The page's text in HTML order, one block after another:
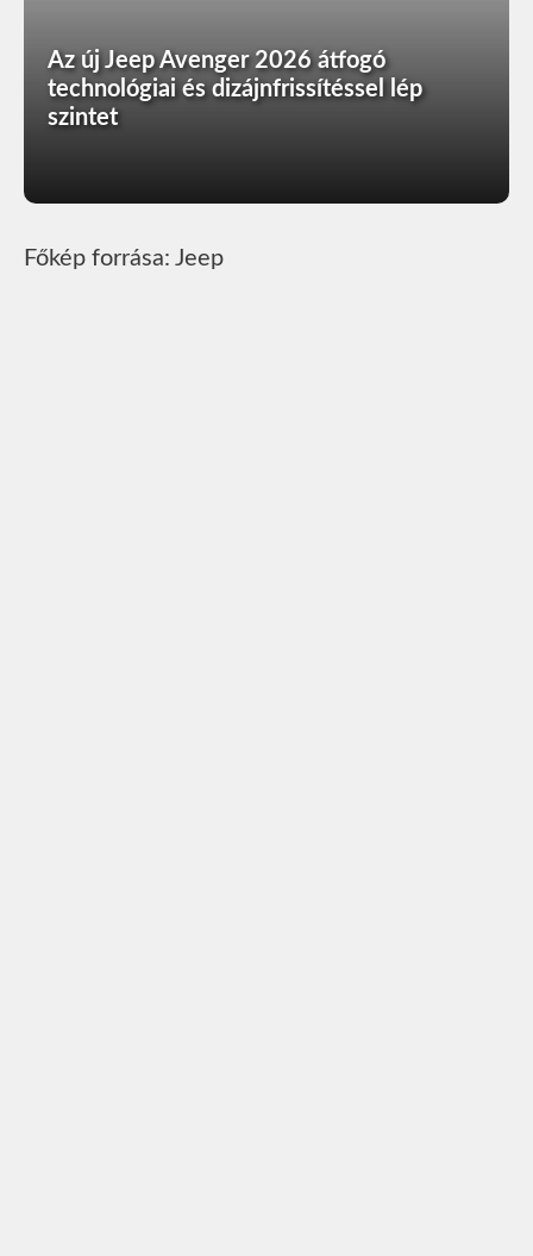
Az új Jeep Avenger 2026 átfogó
technológiai és dizájnfrissítéssel lép
szintet
Főkép forrása: Jeep